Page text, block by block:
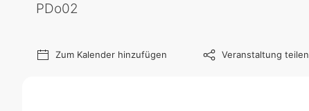
PDo02
Zum Kalender hinzufügen Veranstaltung teilen